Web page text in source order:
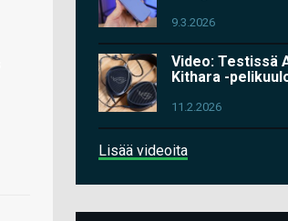
9.3.2026
Video: Testissä
Kithara -
11.2.2026
Lisää videoita